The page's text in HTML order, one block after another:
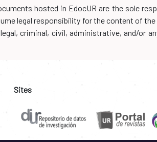
hosted in EdocUR are the sole
legal responsibility for the content of
criminal, civil, administrative, and/or
Sites